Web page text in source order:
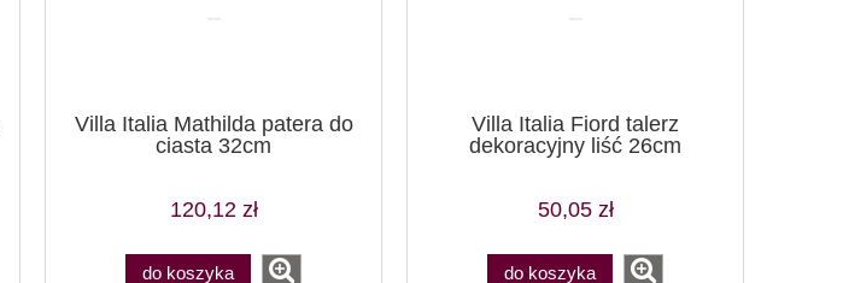
Villa Italia Mathilda patera do
ciasta 32cm
120,12 zł
do koszyka
Villa Italia Fiord talerz
dekoracyjny liść 26cm
50,05 zł
do koszyka